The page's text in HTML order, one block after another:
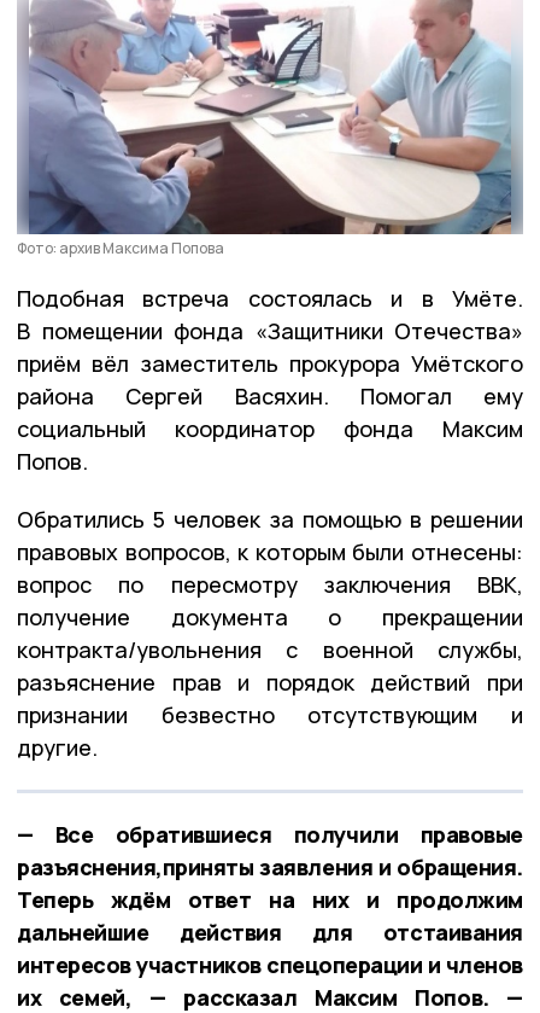
Фото: архив Максима Попова
Подобная встреча состоялась и в Умёте.
В помещении фонда «Защитники Отечества»
приём вёл заместитель прокурора Умётского
района Сергей Васяхин. Помогал ему
социальный координатор фонда Максим
Попов.
Обратились 5 человек за помощью в решении
правовых вопросов, к которым были отнесены:
вопрос по пересмотру заключения ВВК,
получение документа о прекращении
контракта/увольнения с военной службы,
разъяснение прав и порядок действий при
признании безвестно отсутствующим и
другие.
— Все обратившиеся получили правовые
разъяснения,приняты заявления и обращения.
Теперь ждём ответ на них и продолжим
дальнейшие действия для отстаивания
интересов участников спецоперации и членов
их семей, — рассказал Максим Попов. —